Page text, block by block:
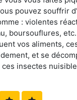
pouvez souffrir
: violentes
boursouflures, etc.
vos aliments,
et se
insectes